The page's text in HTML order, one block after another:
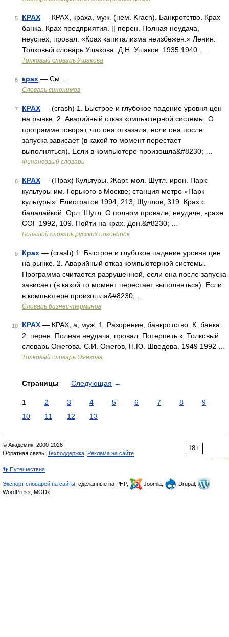
5 КРАХ — КРАХ, краха, муж. (нем. Krach). Банкротство. Крах
банка. Крах предприятия. || перен. Полная неудача,
неуспех, провал. «Крах капитализма неизбежен.» Ленин.
Толковый словарь Ушакова. Д.Н. Ушаков. 1935 1940 …
Толковый словарь Ушакова
6 крах — См …
Словарь синонимов
7 КРАХ — (crash) 1. Быстрое и глубокое падение уровня цен
на рынке. 2. Аварийный отказ компьютерной системы. О
программе говорят, что она отказала, если она после
запуска зависает (в какой то момент перестает
выполняться). Если в компьютере произошла&#8230; …
Финансовый словарь
8 КРАХ — (Прах) Культуры. Жарг. мол. Шутл. ирон. Парк
культуры им. Горького в Москве; станция метро «Парк
культуры». Елистратов 1994, 213; Щуплов, 319. Крах с
балалайкой. Орл. Шутл. О полном провале, неудаче, крахе.
СОГ 1992, 109. Пойти на крах. Дон.&#8230; …
Большой словарь русских поговорок
9 Крах — (crash) 1. Быстрое и глубокое падение уровня цен
на рынке. 2. Аварийный отказ компьютерной системы.
Программа считается разрушенной, если она после запуска
зависает (в какой то момент перестает выполняться). Если
в компьютере произошла&#8230; …
Словарь бизнес-терминов
10 КРАХ — КРАХ, а, муж. 1. Разорение, банкротство. К. банка.
2. перен. Полная неудача, провал. Потерпеть к. Толковый
словарь Ожегова. С.И. Ожегов, Н.Ю. Шведова. 1949 1992 …
Толковый словарь Ожегова
Страницы Следующая →
1 2 3 4 5 6 7 8
9
10
11 12 13
18+
© Академик, 2000-2026
Обратная связь: Техподдержка Реклама на сайте
👣 Путешествия
Экспорт словарей на сайты , сделанные на PHP, Joomla,
Drupal,
WordPress, MODx.